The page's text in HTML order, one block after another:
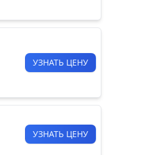
УЗНАТЬ ЦЕНУ
УЗНАТЬ ЦЕНУ